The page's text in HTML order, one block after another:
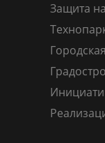
Защита